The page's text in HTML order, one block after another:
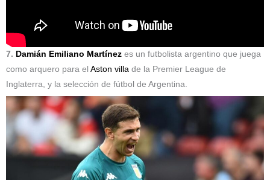
7. Damián Emiliano Martínez es un futbolista argentino que juega
como arquero para el Aston villa de la Premier League de
Inglaterra, ​y la selección de fútbol de Argentina.​